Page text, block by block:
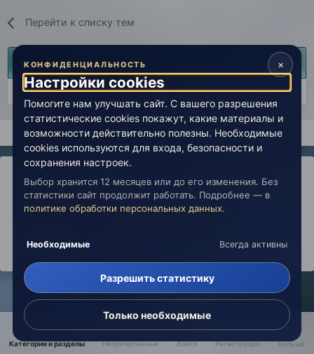
Перейти к списку тем
Сейчас на странице0 пользователей
Нет пользователей, просматривающих эту страницу.
Главная Вселенная Живой Эзотерики Экстрасенсорика,
IPS ThemebyIPSFocus
Политика конфиденциальности
Powered by Invision Community
Категории и разделы Непрочитанные Войти Регистрация Больше
×
КОНФИДЕНЦИАЛЬНОСТЬ
Настройки cookies
Помогите нам улучшать сайт. С вашего разрешения
статистические cookies покажут, какие материалы и
возможности действительно полезны. Необходимые
cookies используются для входа, безопасности и
сохранения настроек.
Выбор хранится 12 месяцев или до его изменения. Без
статистики сайт продолжит работать. Подробнее — в
политике обработки персональных данных.
Необходимые Всегда активны
Разрешить статистику
Только необходимые